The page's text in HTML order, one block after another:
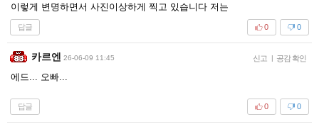
이렇게 변명하면서 사진이상하게 찍고 있습니다 저는
답글 0
0
카르엔 26-06-09 11:45 신고 | 공감 확인
에드... 오빠...
답글 0
0